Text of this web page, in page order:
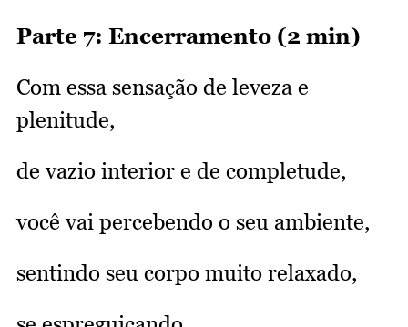
Parte 7: Encerramento (2 min)
Com essa sensação de leveza e
plenitude,
de vazio interior e de completude,
você vai percebendo o seu ambiente,
sentindo seu corpo muito relaxado,